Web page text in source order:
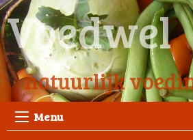
Voedwel
natuurlijk
Menu